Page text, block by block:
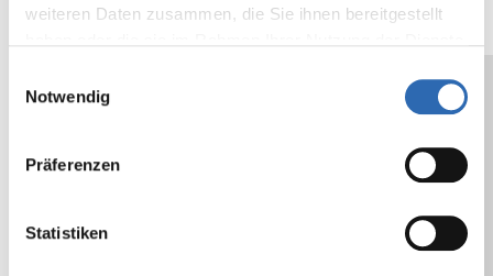
weiteren Daten zusammen, die Sie ihnen bereitgestellt
Notwendig
Präferenzen
Statistiken
Adhesive
cN/25mm
500
oz/in
Core
3
not constitute a specification. We
recommend testing the suitability of the self-